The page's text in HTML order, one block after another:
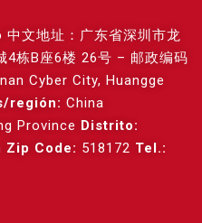
中文地址：广东省深圳市龙
4栋B座6楼 26号 – 邮政编码
Cyber City, Huangge
región: China
Province Distrito:
Zip Code: 518172 Tel.: